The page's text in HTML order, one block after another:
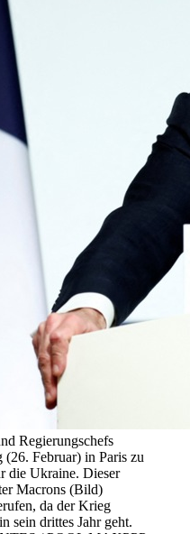
Regierungschefs
(26. Februar) in Paris zu
die Ukraine. Dieser
Macrons (Bild)
da der Krieg
sein drittes Jahr geht.